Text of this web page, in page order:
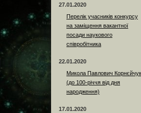
27.01.2020
Перелік учасників конкурсу
на заміщення вакантної
посади наукового
співробітника
22.01.2020
Микола Павлович Корнєйчук
(до 100-річчя від дня
народження)
17.01.2020